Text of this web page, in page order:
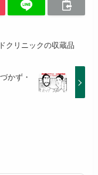
クリニックの収蔵品
かず・